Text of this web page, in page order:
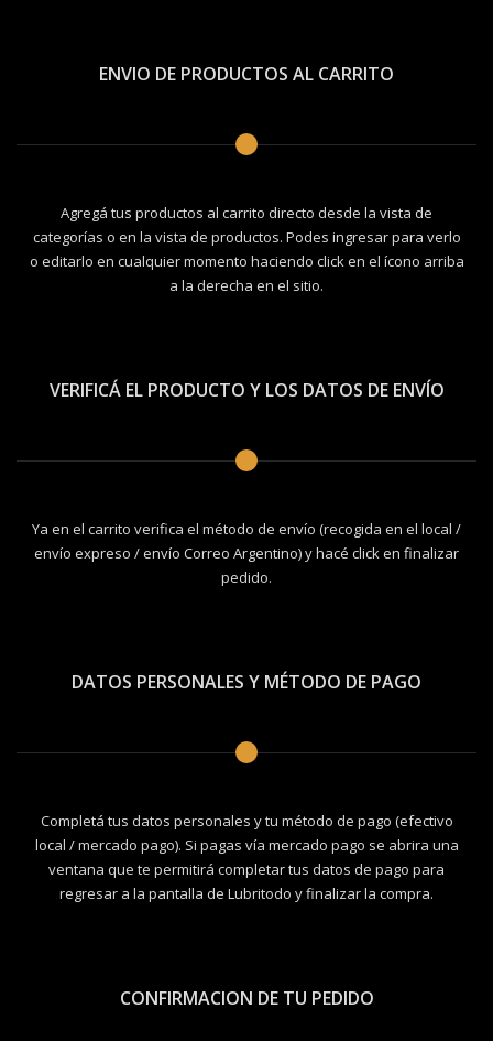
ENVIO DE PRODUCTOS AL CARRITO
Agregá tus productos al carrito directo desde la vista de
categorías o en la vista de productos. Podes ingresar para verlo
o editarlo en cualquier momento haciendo click en el ícono arriba
a la derecha en el sitio.
VERIFICÁ EL PRODUCTO Y LOS DATOS DE ENVÍO
Ya en el carrito verifica el método de envío (recogida en el local /
envío expreso / envío Correo Argentino) y hacé click en finalizar
pedido.
DATOS PERSONALES Y MÉTODO DE PAGO
Completá tus datos personales y tu método de pago (efectivo
local / mercado pago). Si pagas vía mercado pago se abrira una
ventana que te permitirá completar tus datos de pago para
regresar a la pantalla de Lubritodo y finalizar la compra.
CONFIRMACION DE TU PEDIDO